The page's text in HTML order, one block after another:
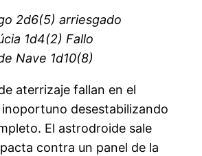
2d6(5) arriesgado
1d4(2) Fallo
Nave 1d10(8)
aterrizaje fallan en el
desestabilizando
El astrodroide sale
contra un panel de la